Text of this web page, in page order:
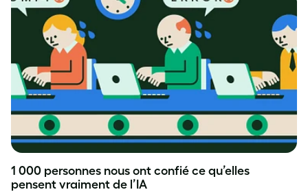
1 000 personnes nous ont confié ce qu’elles
pensent vraiment de l’IA